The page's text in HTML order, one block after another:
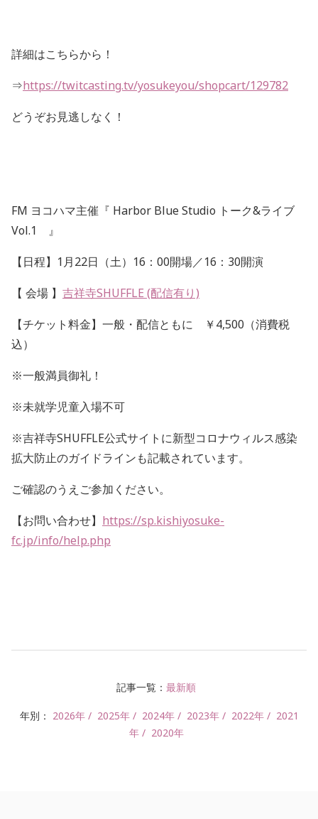
詳細はこちらから！
⇒https://twitcasting.tv/yosukeyou/shopcart/129782
どうぞお見逃しなく！
FM ヨコハマ主催『 Harbor Blue Studio トーク&ライブ
Vol.1 』
【日程】1月22日（土）16：00開場／16：30開演
【 会場 】 吉祥寺SHUFFLE (配信有り)
【チケット料金】一般・配信ともに ￥4,500（消費税
込）
※一般満員御礼！
※未就学児童入場不可
※吉祥寺SHUFFLE公式サイトに新型コロナウィルス感染
拡大防止のガイドラインも記載されています。
ご確認のうえご参加ください。
【お問い合わせ】 https://sp.kishiyosuke-
fc.jp/info/help.php
記事一覧： 最新順
年別： 2026年 2025年 2024年 2023年 2022年
2021
年
2020年